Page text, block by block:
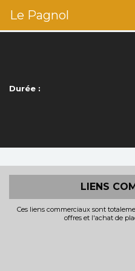
Le Pagnol
Durée :
LIENS
Ces liens commerciaux sont
offres et l'achat de